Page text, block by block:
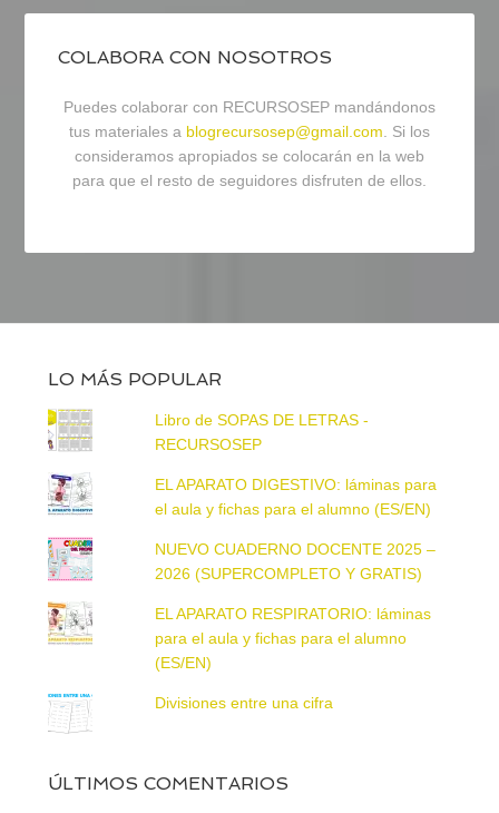
COLABORA CON NOSOTROS
Puedes colaborar con RECURSOSEP mandándonos
tus materiales a blogrecursosep@gmail.com. Si los
consideramos apropiados se colocarán en la web
para que el resto de seguidores disfruten de ellos.
LO MÁS POPULAR
Libro de SOPAS DE LETRAS -
RECURSOSEP
EL APARATO DIGESTIVO: láminas para
el aula y fichas para el alumno (ES/EN)
NUEVO CUADERNO DOCENTE 2025 –
2026 (SUPERCOMPLETO Y GRATIS)
EL APARATO RESPIRATORIO: láminas
para el aula y fichas para el alumno
(ES/EN)
Divisiones entre una cifra
ÚLTIMOS COMENTARIOS